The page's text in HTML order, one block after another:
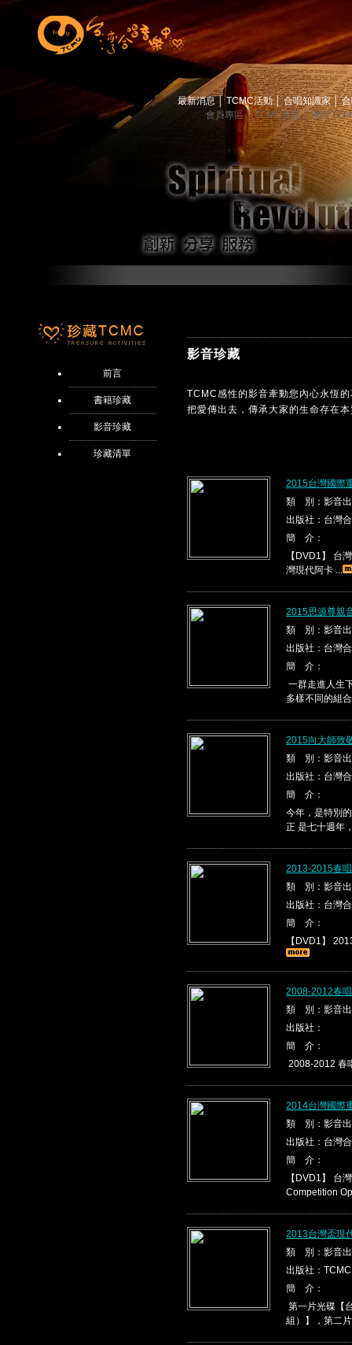
最新消息 TCMC活動│ 合唱知識家│
會員專區│ TCMC會訊│ 關於
前言
書籍珍藏
影音珍藏
珍藏清單
影音珍藏
TCMC感性的影音牽動您內心永恆
把愛傳出去，傳承大家的生命存在
2015台灣國際
類 別：影音
出版社：台灣
簡 介：
【DVD1】 台
灣現代阿卡 ...
2015思源尊親
類 別：影音
出版社：台灣
簡 介：
一群走進人生
多樣不同的組
2015向大師致
類 別：影音
出版社：台灣
簡 介：
今年，是特別
正 是七十週年
2013-2015春
類 別：影音
出版社：台灣
簡 介：
【DVD1】
2008-2012春
類 別：影音
出版社：
簡 介：
2008-2012 春
2014台灣國際
類 別：影音
出版社：台灣
簡 介：
【DVD1】 台
Competition
2013台灣盃現
類 別：影音
出版社：TCMC
簡 介：
第一片光碟【
組）】，第二